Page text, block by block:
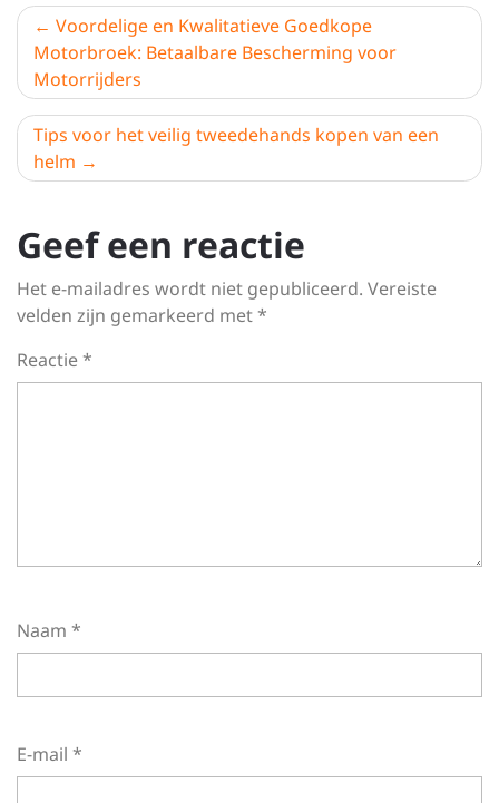
Berichtnavigatie
Voordelige en Kwalitatieve Goedkope
Motorbroek: Betaalbare Bescherming voor
Motorrijders
Tips voor het veilig tweedehands kopen van een
helm
Geef een reactie
Het e-mailadres wordt niet gepubliceerd. Vereiste
velden zijn gemarkeerd met*
Reactie*
Naam *
E-mail *